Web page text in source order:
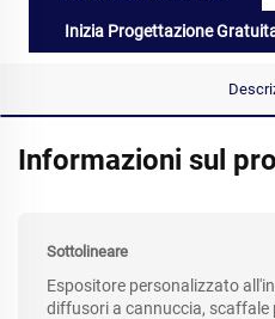
Inizia Progettazione
Informazioni sul
Sottolineare
Espositore personalizzato
diffusori a cannuccia, scaffale